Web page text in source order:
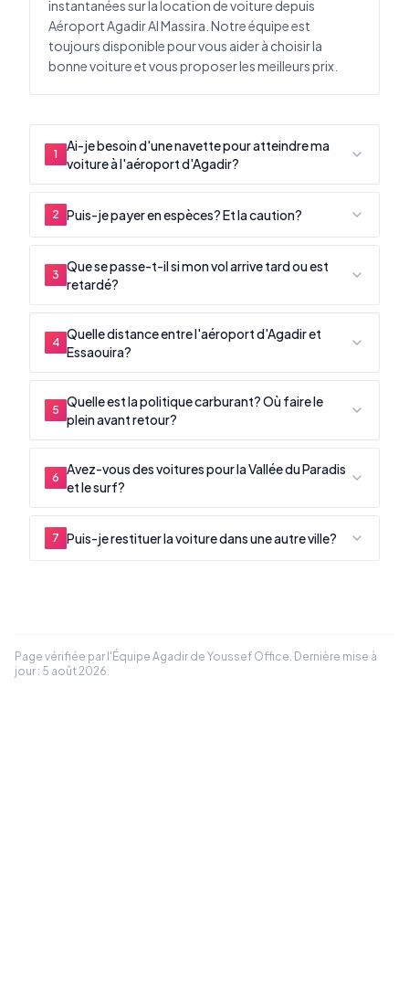
instantanées sur la location de voiture depuis
Aéroport Agadir Al Massira. Notre équipe est
toujours disponible pour vous aider à choisir la
bonne voiture et vous proposer les meilleurs prix.
1
Ai-je besoin d'une navette pour atteindre ma
voiture à l'aéroport d'Agadir?
2 Puis-je payer en espèces? Et la caution?
3
Que se passe-t-il si mon vol arrive tard ou est
retardé?
4
Quelle distance entre l'aéroport d'Agadir et
Essaouira?
5
Quelle est la politique carburant? Où faire le
plein avant retour?
6
Avez-vous des voitures pour la Vallée du Paradis
et le surf?
7 Puis-je restituer la voiture dans une autre ville?
Page vérifiée par l'Équipe Agadir de Youssef Office. Dernière mise à
jour : 5 août 2026.